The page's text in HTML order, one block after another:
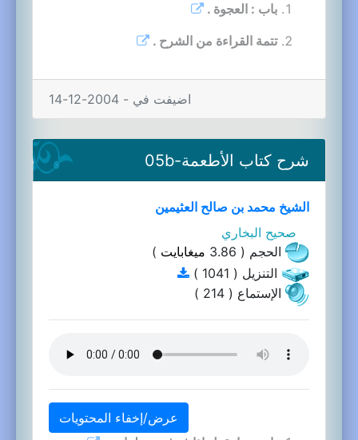
باب : العجوة .
تتمة القراءة من الشرح .
اضيفت في - 2004-12-14
شرح كتاب الأطعمة-05b
الشيخ محمد بن صالح العثيمين
صحيح البخاري
الحجم ( 3.86
ميغابايت )
التنزيل ( 1041 )
الإستماع ( 214 )
عرض/إخفاء المحتويات